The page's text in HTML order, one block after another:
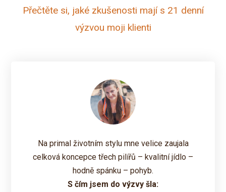
Přečtěte si, jaké zkušenosti mají s 21 denní
výzvou moji klienti
Na primal životním stylu mne velice zaujala
celková koncepce třech pilířů – kvalitní jídlo –
hodně spánku – pohyb.
S čím jsem do výzvy šla: